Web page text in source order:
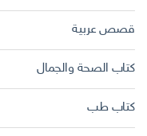
قصص عربية
كتاب الصحة والجمال
كتاب طب